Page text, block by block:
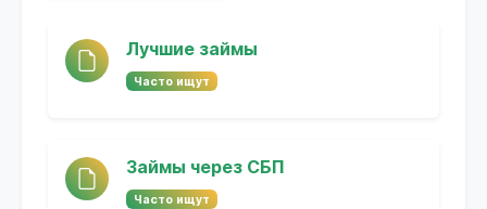
Лучшие займы
Часто ищут
Займы через СБП
Часто ищут